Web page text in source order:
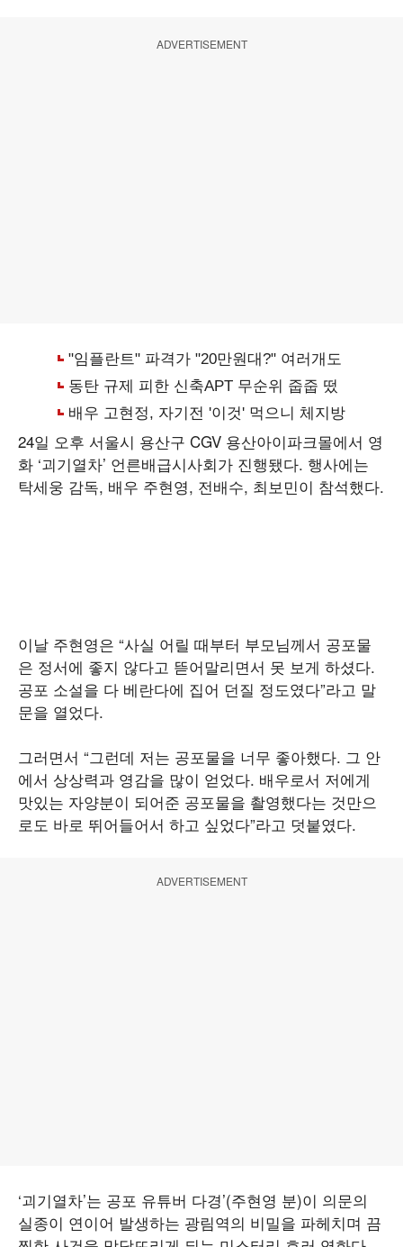
ADVERTISEMENT
24일 오후 서울시 용산구 CGV 용산아이파크몰에서 영
화 ‘괴기열차’ 언른배급시사회가 진행됐다. 행사에는
탁세웅 감독, 배우 주현영, 전배수, 최보민이 참석했다.
이날 주현영은 “사실 어릴 때부터 부모님께서 공포물
은 정서에 좋지 않다고 뜯어말리면서 못 보게 하셨다.
공포 소설을 다 베란다에 집어 던질 정도였다”라고 말
문을 열었다.
그러면서 “그런데 저는 공포물을 너무 좋아했다. 그 안
에서 상상력과 영감을 많이 얻었다. 배우로서 저에게
맛있는 자양분이 되어준 공포물을 촬영했다는 것만으
로도 바로 뛰어들어서 하고 싶었다”라고 덧붙였다.
ADVERTISEMENT
‘괴기열차’는 공포 유튜버 다경’(주현영 분)이 의문의
실종이 연이어 발생하는 광림역의 비밀을 파헤치며 끔